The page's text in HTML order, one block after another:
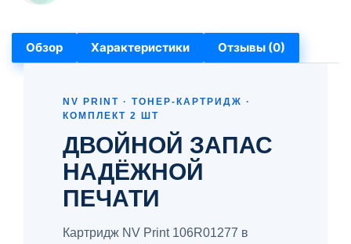
Обзор Характеристики Отзывы (0)
NV PRINT · ТОНЕР-КАРТРИДЖ ·
КОМПЛЕКТ 2 ШТ
ДВОЙНОЙ ЗАПАС
НАДЁЖНОЙ
ПЕЧАТИ
Картридж NV Print 106R01277 в